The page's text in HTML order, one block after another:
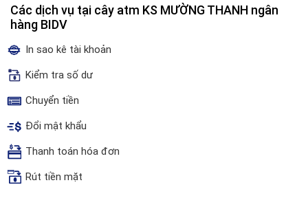
Các dịch vụ tại cây atm KS MƯỜNG THANH ngân
hàng BIDV
In sao kê tài khoản
Kiểm tra số dư
Chuyển tiền
Đổi mật khẩu
Thanh toán hóa đơn
Rút tiền mặt